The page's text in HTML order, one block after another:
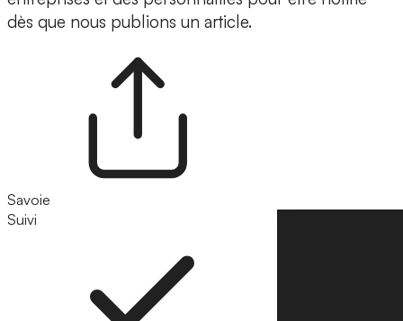
dès que nous publions un article.
Savoie
Suivi